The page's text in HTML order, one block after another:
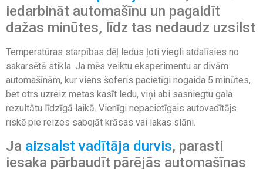
iedarbināt automašīnu un pagaidīt
dažas minūtes, līdz tas nedaudz uzsilst
Temperatūras starpības dēļ ledus ļoti viegli atdalīsies no
sakarsētā stikla. Ja mēs veiktu eksperimentu ar divām
automašīnām, kur viens šoferis pacietīgi nogaida 5 minūtes,
bet otrs uzreiz metas kasīt ledu, viņi abi sasniegtu gala
rezultātu līdzīgā laikā. Vienīgi nepacietīgais autovadītājs
riskē pie reizes sabojāt krāsas vai lakas slāni.
Ja aizsalst vadītāja durvis, parasti
iesaka pārbaudīt pārējās automašīnas